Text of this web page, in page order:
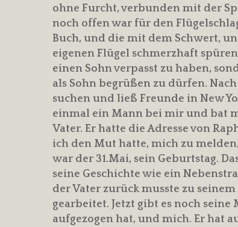
ohne Furcht, verbunden mit der
noch offen war für den
Buch, und die mit dem Schwert,
eigenen Flügel schmerzhaft
einen Sohn verpasst zu haben,
als Sohn begrüßen zu dürfen.
suchen und ließ Freunde in New
einmal ein Mann bei mir und bat
Vater. Er hatte die Adresse von
ich den Mut hatte, mich zu
war der 31.Mai, sein Geburtstag.
seine Geschichte wie ein
der Vater zurück musste zu
gearbeitet. Jetzt gibt es noch
aufgezogen hat, und mich. Er hat